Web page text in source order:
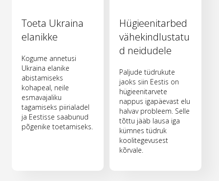
Toeta Ukraina
elanikke
Kogume annetusi
Ukraina elanike
abistamiseks
kohapeal, neile
esmavajaliku
tagamiseks piirialadel
ja Eestisse saabunud
põgenike toetamiseks.
Hügieenitarbed
vähekindlustatu
d neidudele
Paljude tüdrukute
jaoks siin Eestis on
hügieenitarvete
nappus igapäevast elu
halvav probleem. Selle
tõttu jääb lausa iga
kümnes tüdruk
koolitegevusest
kõrvale.